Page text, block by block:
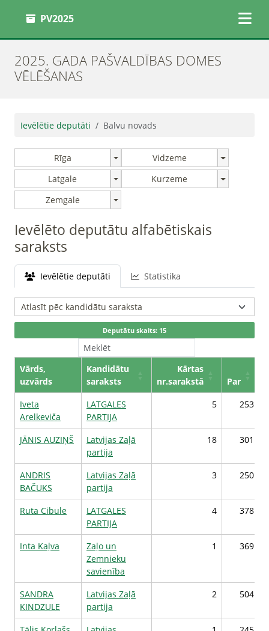
PV2025
2025. GADA PAŠVALDĪBAS DOMES
VĒLĒŠANAS
Ievēlētie deputāti Balvu novads
Rīga
Vidzeme
Latgale
Kurzeme
Zemgale
Ievēlēto deputātu alfabētiskais
saraksts
Ievēlētie deputāti Statistika
Deputātu skaits: 15
Vārds,
uzvārds
Kandidātu
saraksts
Kārtas
nr.sarakstā
Par
Iveta
Arelkeviča
LATGALES
PARTIJA
5 253
JĀNIS AUZIŅŠ
Latvijas Zaļā
partija
18 301
ANDRIS
BAČUKS
Latvijas Zaļā
partija
3 250
Ruta Cibule
LATGALES
PARTIJA
4 378
Inta Kaļva
Zaļo un
Zemnieku
savienība
1 369
SANDRA
KINDZULE
Latvijas Zaļā
partija
2 504